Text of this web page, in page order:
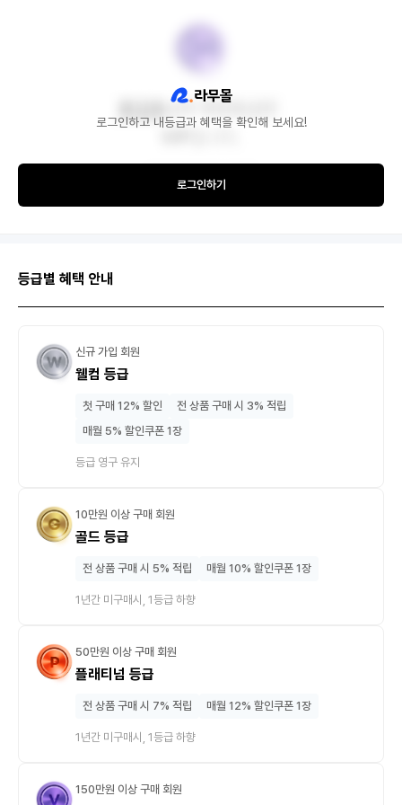
로그인하고 내등급과 혜택을 확인해 보세요!
로그인하기
등급별 혜택 안내
신규 가입 회원
웰컴 등급
첫 구매 12% 할인
전 상품 구매 시 3% 적립
매월 5% 할인쿠폰 1장
등급 영구 유지
10만원 이상 구매 회원
골드 등급
전 상품 구매 시 5% 적립 매월 10% 할인쿠폰 1장
1년간 미구매시, 1등급 하향
50만원 이상 구매 회원
플래티넘 등급
전 상품 구매 시 7% 적립 매월 12% 할인쿠폰 1장
1년간 미구매시, 1등급 하향
150만원 이상 구매 회원